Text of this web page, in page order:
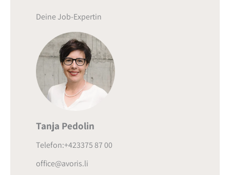
Deine Job-Expertin
Tanja Pedolin
Telefon:+423375 87 00
office@avoris.li